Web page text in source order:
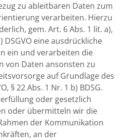
zu ableitbaren Daten zum
verarbeiten. Hierzu
gem. Art. 6 Abs. 1 lit. a),
DSGVO eine ausdrückliche
ein und verarbeiten die
von Daten ansonsten zu
auf Grundlage des
§ 22 Abs. 1 Nr. 1 b) BDSG.
oder gesetzlich
oder übermitteln wir die
der Kommunikation
an der